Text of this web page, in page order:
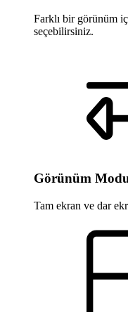
Farklı bir görünüm
seçebilirsiniz.
Görünüm
Tam ekran ve dar